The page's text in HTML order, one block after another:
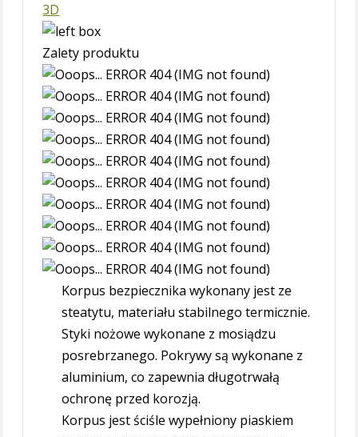
3D
Zalety produktu
Korpus bezpiecznika wykonany jest ze
steatytu, materiału stabilnego termicznie.
Styki nożowe wykonane z mosiądzu
posrebrzanego. Pokrywy są wykonane z
aluminium, co zapewnia długotrwałą
ochronę przed korozją.
Korpus jest ściśle wypełniony piaskiem